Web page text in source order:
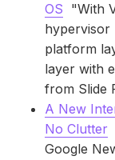
OS "With
hypervisor
platform
layer with
from Slide
A New
No Clutter
Google